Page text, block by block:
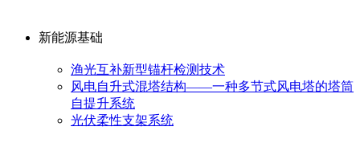
新能源基础
渔光互补新型锚杆检测技术
风电自升式混塔结构——一种多节式风电塔的塔筒
自提升系统
光伏柔性支架系统